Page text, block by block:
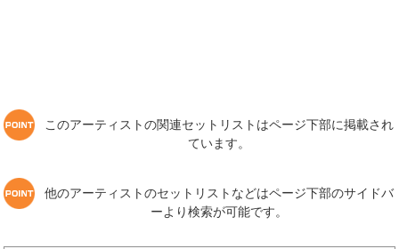
このアーティストの関連セットリストはページ下部に掲載され
ています。
他のアーティストのセットリストなどはページ下部のサイドバ
ーより検索が可能です。